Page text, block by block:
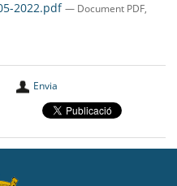
2022.pdf— Document PDF,
Envia